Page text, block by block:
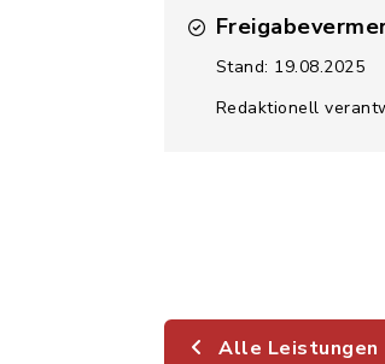
Stand: 19.08.2025
Redaktionell
Alle Leistungen